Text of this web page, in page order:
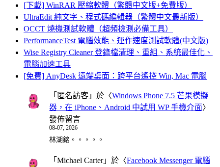
[下載] WinRAR 壓縮軟體（繁體中文版+免費版）
UltraEdit 純文字、程式碼編輯器（繁體中文最新版）
OCCT 燒機測試軟體（超頻檢測必備工具）
PerformanceTest 電腦效能、運作速度測試軟體(中文版)
Wise Registry Cleaner 登錄檔清理、重組、系統最佳化、
電腦加速工具
[免費] AnyDesk 遠端桌面：跨平台遙控 Win, Mac 電腦
「 匿名訪客 」於〈Windows Phone 7.5 芒果模擬
器，在 iPhone、Android 中試用 WP 手機介面〉
發佈留言
08-07, 2026
林湖銘。。。。。
「 Michael Carter」於〈Facebook Messenger 電腦